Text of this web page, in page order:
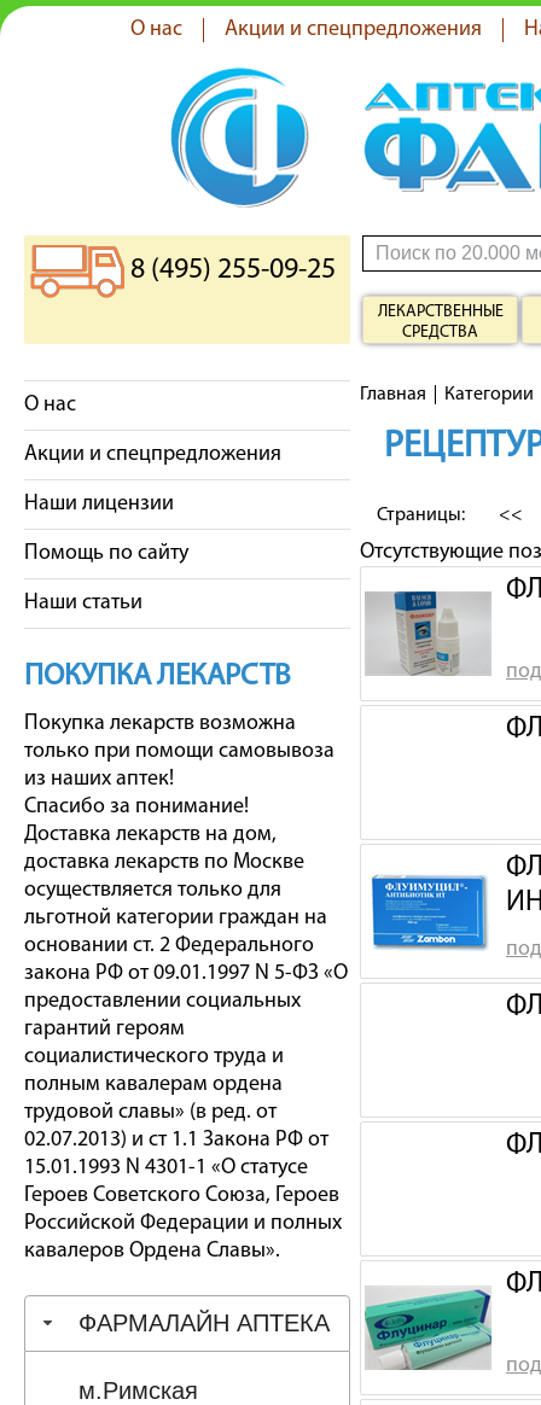
О нас Акции и спецпредложения
8 (495) 255-09-25
ЛЕКАРСТВЕННЫЕ
СРЕДСТВА
О нас
Акции и спецпредложения
Наши лицензии
Помощь по сайту
Наши статьи
ПОКУПКА ЛЕКАРСТВ
Покупка лекарств возможна
только при помощи самовывоза
из наших аптек!
Спасибо за понимание!
Доставка лекарств на дом,
доставка лекарств по Москве
осуществляется только для
льготной категории граждан на
основании ст. 2 Федерального
закона РФ от 09.01.1997 N 5-ФЗ «О
предоставлении социальных
гарантий героям
социалистического труда и
полным кавалерам ордена
трудовой славы» (в ред. от
02.07.2013) и ст 1.1 Закона РФ от
15.01.1993 N 4301-1 «О статусе
Героев Советского Союза, Героев
Российской Федерации и полных
кавалеров Ордена Славы».
ФАРМАЛАЙН АПТЕКА
м.Римская
Главная Категории
Страницы: <<
Отсутствующие